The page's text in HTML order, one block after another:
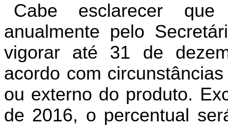
Cabe esclarecer
anualmente pelo
vigorar até 31 de
acordo com
ou externo do produto.
de 2016, o percentual